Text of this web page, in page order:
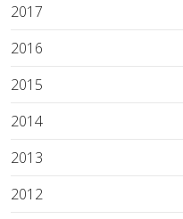
2017
2016
2015
2014
2013
2012